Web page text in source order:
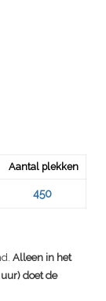
Aantal plekken
450
Alleen in het
doet de